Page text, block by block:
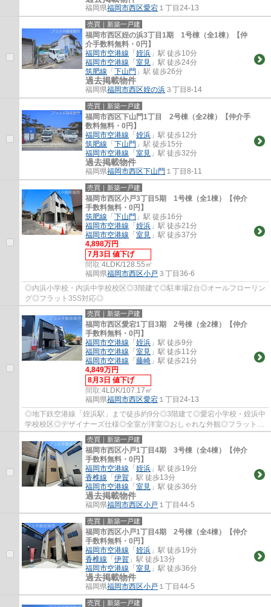
福岡県福岡市西区愛宕 １丁目24-13
売買｜新築一戸建
福岡市西区姪の浜3丁目1期 1号棟（全1棟）【仲
介手数料無料・0円】
福岡市空港線 「 姪浜 」駅 徒歩10分
福岡市空港線 「 室見 」駅 徒歩24分
筑肥線 「 下山門 」駅 徒歩26分
過去掲載物件
福岡県福岡市西区姪の浜 ３丁目8-14
売買｜新築一戸建
福岡市西区下山門1丁目 2号棟（全2棟）【仲介手
数料無料・0円】
福岡市空港線 「 姪浜 」駅 徒歩12分
筑肥線 「 下山門 」駅 徒歩15分
福岡市空港線 「 室見 」駅 徒歩32分
過去掲載物件
福岡県福岡市西区下山門 １丁目8-11
売買｜新築一戸建
福岡市西区小戸3丁目5期 1号棟（全1棟）【仲介
手数料無料・0円】
筑肥線 「 下山門 」駅 徒歩16分
福岡市空港線 「 姪浜 」駅 徒歩21分
福岡市空港線 「 室見 」駅 徒歩37分
4,898万円
7月3日 値下げ
間取:4LDK/128.55㎡
福岡県福岡市西区小戸 ３丁目36-6
◎内浜小学校・内浜中学校校区◎3階建て◎駐車場2台◎オールフローリン
グ◎フラット35S対応◎
売買｜新築一戸建
福岡市西区愛宕1丁目3期 2号棟（全2棟）【仲介
手数料無料・0円】
福岡市空港線 「 姪浜 」駅 徒歩9分
福岡市空港線 「 室見 」駅 徒歩11分
福岡市空港線 「 藤崎 」駅 徒歩21分
4,849万円
8月3日 値下げ
間取:4LDK/107.17㎡
福岡県福岡市西区愛宕 １丁目24-13
◎地下鉄空港線「姪浜駅」まで徒歩約9分◎3階建て◎愛宕小学校・姪浜中
学校校区◎デザイナーズ仕様◎全室が洋室◎おしゃれな外観◎フラット
35S対応◎
売買｜新築一戸建
福岡市西区小戸1丁目4期 3号棟（全4棟）【仲介
手数料無料・0円】
福岡市空港線 「 姪浜 」駅 徒歩19分
香椎線 「 伊賀 」駅 徒歩13分
福岡市空港線 「 室見 」駅 徒歩36分
過去掲載物件
福岡県福岡市西区小戸 １丁目44-5
売買｜新築一戸建
福岡市西区小戸1丁目4期 2号棟（全4棟）【仲介
手数料無料・0円】
福岡市空港線 「 姪浜 」駅 徒歩19分
香椎線 「 伊賀 」駅 徒歩13分
福岡市空港線 「 室見 」駅 徒歩36分
過去掲載物件
福岡県福岡市西区小戸 １丁目44-5
売買｜新築一戸建